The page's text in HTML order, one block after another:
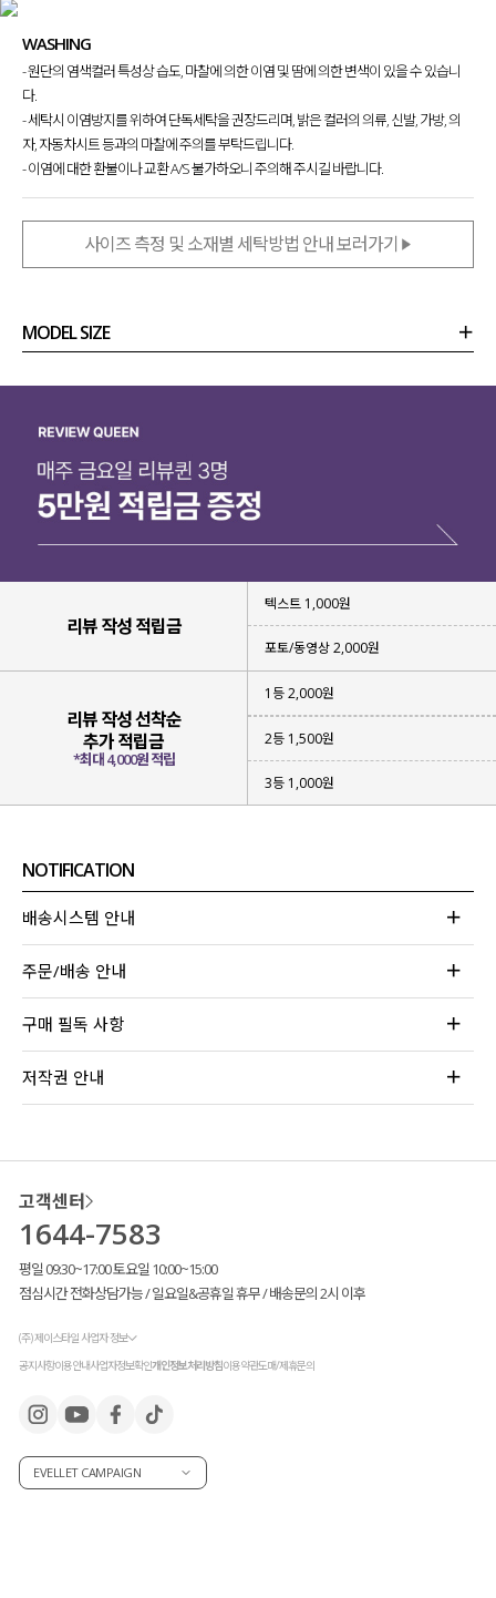
WASHING
- 원단의 염색컬러 특성상 습도, 마찰에 의한 이염 및 땀에 의한 변색이 있을 수 있습니
다.
- 세탁시 이염방지를 위하여 단독세탁을 권장드리며, 밝은 컬러의 의류, 신발, 가방, 의
자, 자동차시트 등과의 마찰에 주의를 부탁드립니다.
- 이염에 대한 환불이나 교환 A/S 불가하오니 주의해 주시길 바랍니다.
사이즈 측정 및 소재별 세탁방법 안내 보러가기
MODEL SIZE
리뷰 작성 적립금
텍스트 1,000원
포토/동영상 2,000원
리뷰 작성 선착순
추가 적립금
*최대 4,000원 적립
1등 2,000원
2등 1,500원
3등 1,000원
NOTIFICATION
배송시스템 안내
주문/배송 안내
구매 필독 사항
저작권 안내
고객센터
1644-7583
평일 09:30~17:00 토요일 10:00~15:00
점심시간 전화상담가능 / 일요일&공휴일 휴무 / 배송문의 2시 이후
(주) 제이스타일 사업자 정보
공지사항이용안내사업자정보확인개인정보처리방침이용약관도매/제휴문의
EVELLET CAMPAIGN